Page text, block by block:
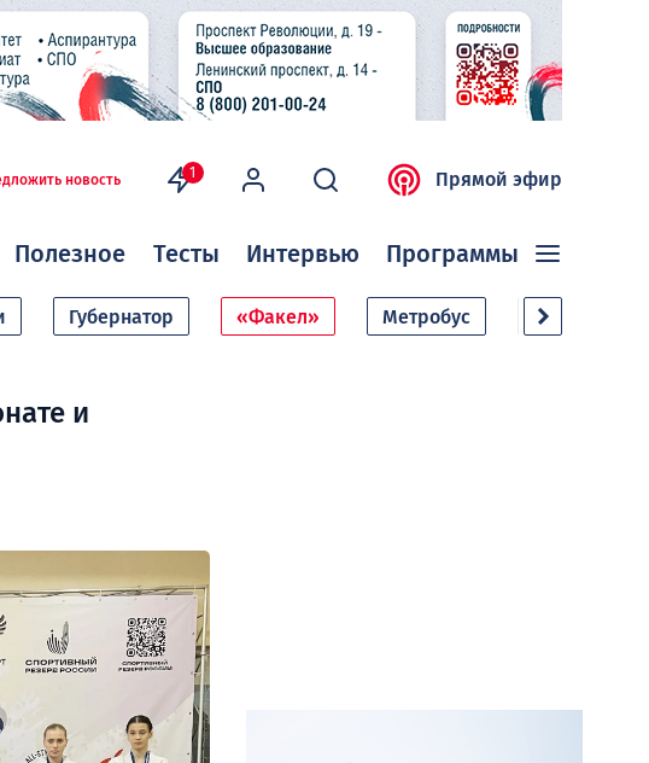
новость 1 Прямой эфир
Полезное Тесты Интервью Программы
Губернатор «Факел» Метробус Дачный
и